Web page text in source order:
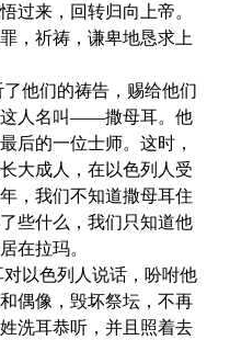
过来，回转归向上帝。
，祈祷，谦卑地恳求上
们的祷告，赐给他们
人名叫——撒母耳。他
后的一位士师。这时，
大成人，在以色列人受
，我们不知道撒母耳住
些什么，我们只知道他
在拉玛。
色列人说话，吩咐他
偶像，毁坏祭坛，不再
洗耳恭听，并且照着去